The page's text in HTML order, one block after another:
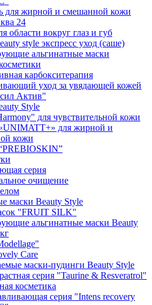
для жирной и смешанной кожи
24
области вокруг глаз и губ
style экспресс уход (саше)
альгинатные маски
карбокситерапия
уход за увядающей кожей
Актив"
Style
для чувствительной кожи
для жирной и
кожи
серия
очищение
маски Beauty Style
"FRUIT SILK"
альгинатные маски Beauty
Care
маски-пудинги Beauty Style
серия "Taurine & Resveratrol"
косметика
серия "Intens recovery